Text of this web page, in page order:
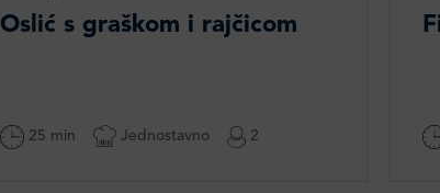
Oslić s graškom i rajčicom
25 min Jednostavno 2